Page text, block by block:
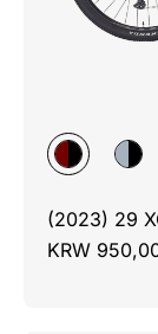
(2023) 29
KRW